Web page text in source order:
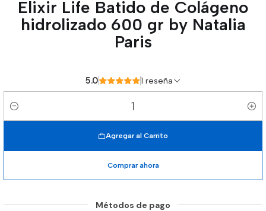
Elixir Life Batido de Colágeno
hidrolizado 600 gr by Natalia
Paris
5.0 1 reseña
Cantidad
Agregar al Carrito
Comprar ahora
Métodos de pago